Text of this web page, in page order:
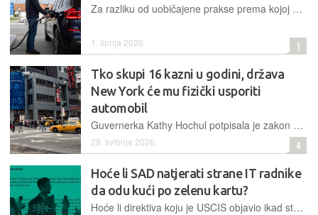
Za razliku od uobičajene prakse prema kojoj nove cijene goriva vrijede od utorka, ovoga će puta početi vrijediti u srijedu, 3. lipnja
1. lipnja 2026. 1
Tko skupi 16 kazni u godini, država
New York će mu fizički usporiti
automobil
Guvernerka Kathy Hochul potpisala je zakon o pokretanju pilot-programa u New Yorku kojim se u vozila serijskih prekršitelja uvode uređaji za inteligentnu asistenciju brzine s ciljem veće sigurnosti
29. svibnja 2026. 4
Hoće li SAD natjerati strane IT radnike
da odu kući po zelenu kartu?
Hoće li direktiva koju je USCIS objavio ikad stvarno zaživjeti ili će završiti kao još jedna imigracijska mjera koju federalni sud zaustavi prije nego što se primijeni, pitanje je koje si postavljaju mnogi IT radnici, tehnološke kompanije, imigracijski odvjetnici i sveučilišta